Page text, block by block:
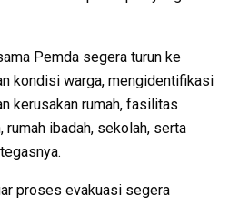
Pemda segera turun ke
kondisi warga, mengidentifikasi
kerusakan rumah, fasilitas
ibadah, sekolah, serta
proses evakuasi segera